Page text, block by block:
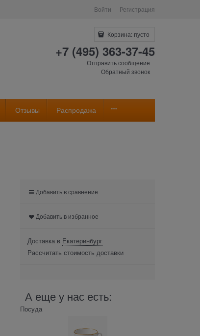
Войти Регистрация
Корзина: пусто
+7 (495) 363-37-45
Отправить сообщение
Обратный звонок
Отзывы Распродажа
Добавить в сравнение
Добавить в избранное
Доставка в Екатеринбург
Рассчитать стоимость доставки
А еще у нас есть:
Посуда